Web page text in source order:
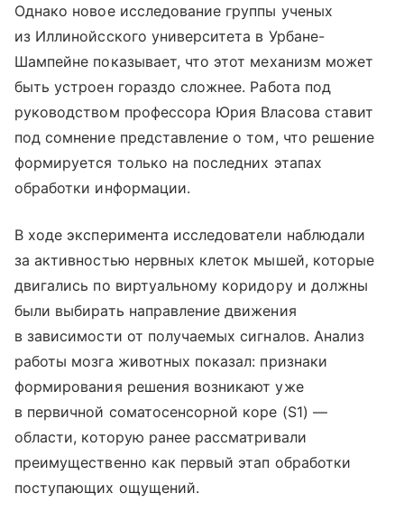
Однако новое исследование группы ученых
из Иллинойсского университета в Урбане-
Шампейне показывает, что этот механизм может
быть устроен гораздо сложнее. Работа под
руководством профессора Юрия Власова ставит
под сомнение представление о том, что решение
формируется только на последних этапах
обработки информации.
В ходе эксперимента исследователи наблюдали
за активностью нервных клеток мышей, которые
двигались по виртуальному коридору и должны
были выбирать направление движения
в зависимости от получаемых сигналов. Анализ
работы мозга животных показал: признаки
формирования решения возникают уже
в первичной соматосенсорной коре (S1) —
области, которую ранее рассматривали
преимущественно как первый этап обработки
поступающих ощущений.